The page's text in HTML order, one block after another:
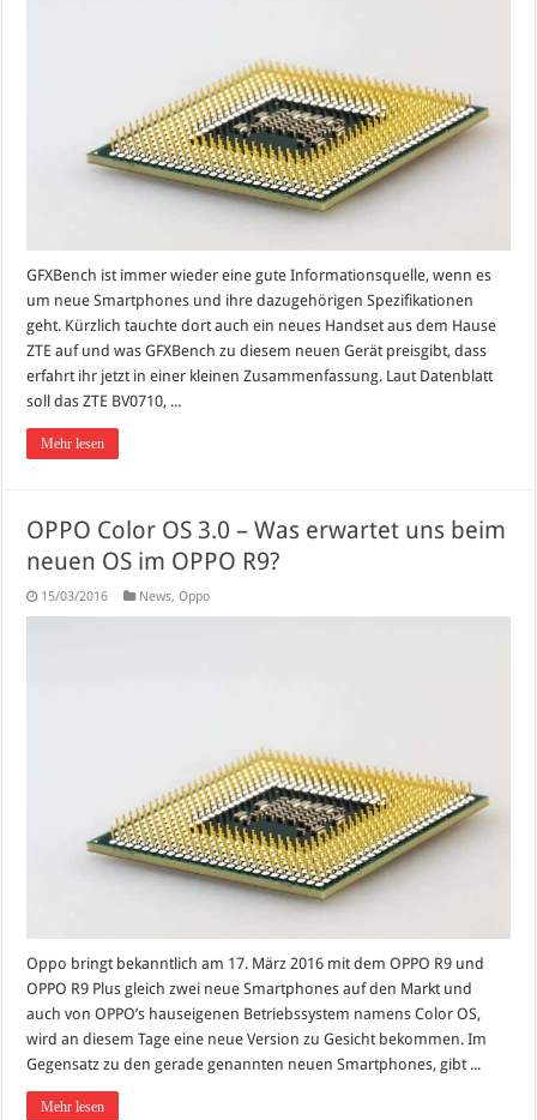
GFXBench ist immer wieder eine gute Informationsquelle, wenn es
um neue Smartphones und ihre dazugehörigen Spezifikationen
geht. Kürzlich tauchte dort auch ein neues Handset aus dem Hause
ZTE auf und was GFXBench zu diesem neuen Gerät preisgibt, dass
erfahrt ihr jetzt in einer kleinen Zusammenfassung. Laut Datenblatt
soll das ZTE BV0710, ...
Mehr lesen
OPPO Color OS 3.0 – Was erwartet uns beim
neuen OS im OPPO R9?
15/03/2016 News,Oppo
Oppo bringt bekanntlich am 17. März 2016 mit dem OPPO R9 und
OPPO R9 Plus gleich zwei neue Smartphones auf den Markt und
auch von OPPO’s hauseigenen Betriebssystem namens Color OS,
wird an diesem Tage eine neue Version zu Gesicht bekommen. Im
Gegensatz zu den gerade genannten neuen Smartphones, gibt ...
Mehr lesen